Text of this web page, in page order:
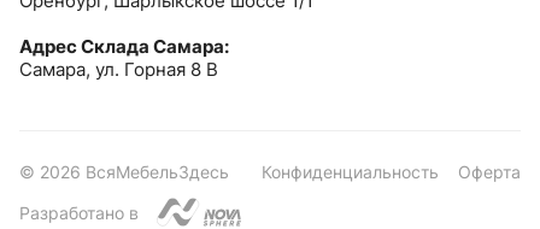
Адрес Склада Самара:
Самара, ул. Горная 8 В
© 2026 ВсяМебельЗдесь Конфиденциальность
Оферта
Разработано в